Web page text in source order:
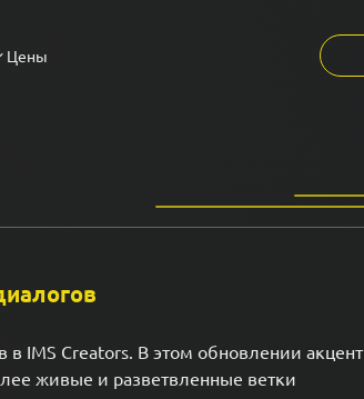
Цены
IMS Creators. В этом обновлении акцент
живые и разветвленные ветки